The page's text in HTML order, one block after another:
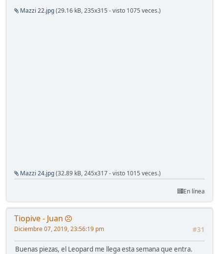
Mazzi 22.jpg(29.16 kB, 235x315 - visto 1075 veces.)
Mazzi 24.jpg(32.89 kB, 245x317 - visto 1015 veces.)
En línea
Tiopive - Juan
#31
Diciembre 07, 2019, 23:56:19 pm
Buenas piezas, el Leopard me llega esta semana que entra.